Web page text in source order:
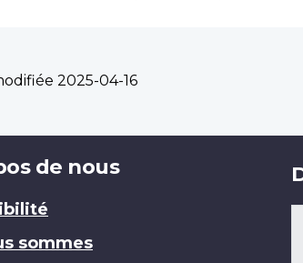
2025-04-16
de nous
sommes